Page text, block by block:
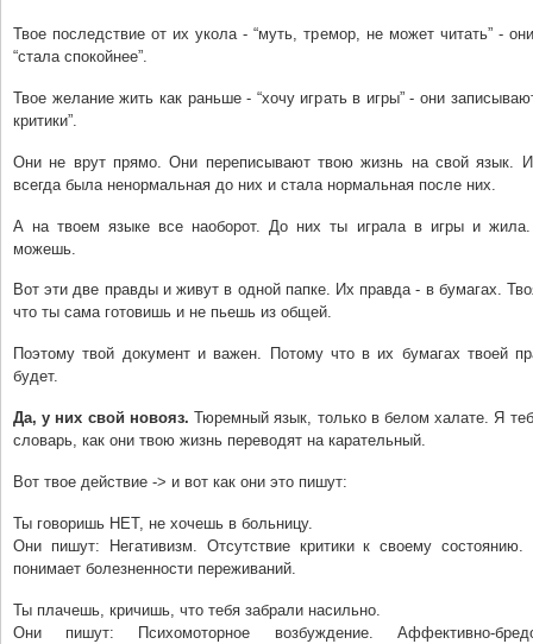
Твое последствие от их укола - “муть, тремор, не может читать” -
“стала спокойнее”.
Твое желание жить как раньше - “хочу играть в игры” - они
критики”.
Они не врут прямо. Они переписывают твою жизнь на свой язык.
всегда была ненормальная до них и стала нормальная после них.
А на твоем языке все наоборот. До них ты играла в игры и
можешь.
Вот эти две правды и живут в одной папке. Их правда - в бумагах.
что ты сама готовишь и не пьешь из общей.
Поэтому твой документ и важен. Потому что в их бумагах твоей
будет.
Да, у них свой новояз.Тюремный язык, только в белом халате. Я
словарь, как они твою жизнь переводят на карательный.
Вот твое действие -> и вот как они это пишут:
Ты говоришь НЕТ, не хочешь в больницу.
Они пишут: Негативизм. Отсутствие критики к своему состоянию.
понимает болезненности переживаний.
Ты плачешь, кричишь, что тебя забрали насильно.
Они пишут: Психомоторное возбуждение. Аффективно-